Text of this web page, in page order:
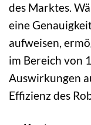
des Marktes.
eine
aufweisen,
im Bereich von
Auswirkungen
Effizienz des